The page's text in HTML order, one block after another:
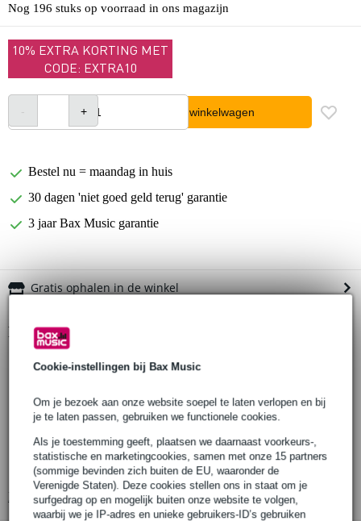
Cookie-instellingen bij Bax Music
Om je bezoek aan onze website soepel te laten verlopen en bij
je te laten passen, gebruiken we functionele cookies.
Als je toestemming geeft, plaatsen we daarnaast voorkeurs-,
statistische en marketingcookies, samen met onze 15 partners
(sommige bevinden zich buiten de EU, waaronder de
Verenigde Staten). Deze cookies stellen ons in staat om je
surfgedrag op en mogelijk buiten onze website te volgen,
waarbij we je IP-adres en unieke gebruikers-ID’s gebruiken
Nog 196 stuks op voorraad in ons magazijn
10% EXTRA KORTING MET
CODE: EXTRA10
In winkelwagen
Bestel nu = maandag in huis
30 dagen 'niet goed geld terug' garantie
3 jaar Bax Music garantie
Gratis ophalen in de winkel
Productinformatie
Devine grille-black
DM58
DM58s
DM58 Beta
past ook op dynamische Shure microfoons uit de SM en Beta
series
Bekijk alle productspecificaties